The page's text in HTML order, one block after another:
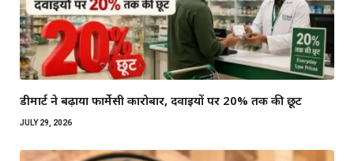
डीमार्ट ने बढ़ाया फार्मेसी कारोबार, दवाइयों पर 20% तक की छूट
JULY 29, 2026